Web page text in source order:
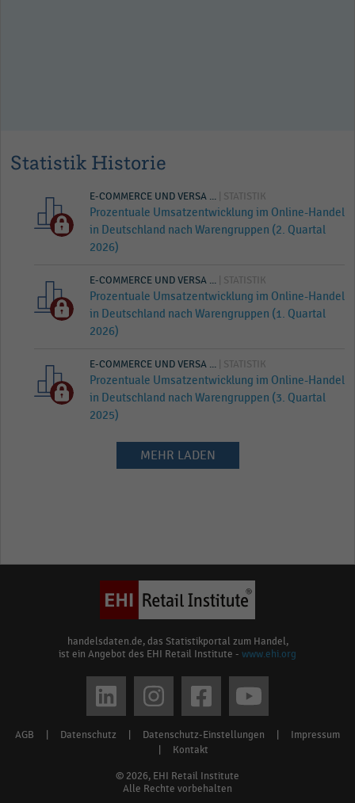
Statistik Historie
E-COMMERCE UND VERSA ... | STATISTIK
Prozentuale Umsatzentwicklung im Online-Handel
in Deutschland nach Warengruppen (2. Quartal
2026)
E-COMMERCE UND VERSA ... | STATISTIK
Prozentuale Umsatzentwicklung im Online-Handel
in Deutschland nach Warengruppen (1. Quartal
2026)
E-COMMERCE UND VERSA ... | STATISTIK
Prozentuale Umsatzentwicklung im Online-Handel
in Deutschland nach Warengruppen (3. Quartal
2025)
MEHR LADEN
handelsdaten.de, das Statistikportal zum Handel,
ist ein Angebot des EHI Retail Institute - www.ehi.org
© 2026, EHI Retail Institute
Alle Rechte vorbehalten
Footer
AGB Datenschutz Datenschutz-Einstellungen
Impressum
Kontakt